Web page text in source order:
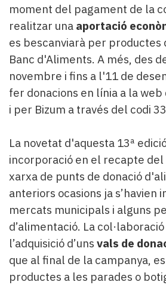
moment del pagament de la
realitzar una aportació
es bescanviarà per productes
Banc d'Aliments. A més, des
novembre i fins a l'11 de
fer donacions en línia a la
i per Bizum a través del codi
La novetat d'aquesta 13ª
incorporació en el recapte del
xarxa de punts de donació
anteriors ocasions ja s’havien
mercats municipals i alguns
d’alimentació. La
l’adquisició d’uns vals de
que al final de la campanya,
productes a les parades o